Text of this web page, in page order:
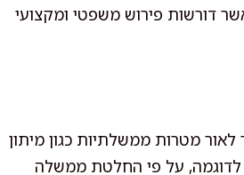
דורשות פירוש משפטי ומקצועי
מטרות ממשלתיות כגון מיתון
לדוגמה, על פי החלטת ממשלה